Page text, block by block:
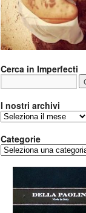
Cerca in Imperfecti
I nostri archivi
archivi
Categorie
Categorie